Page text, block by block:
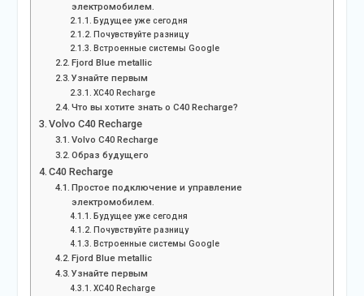
электромобилем.
Будущее уже сегодня
Почувствуйте разницу
Встроенные системы Google
Fjord Blue metallic
Узнайте первым
XC40 Recharge
Что вы хотите знать о C40 Recharge?
Volvo C40 Recharge
Volvo C40 Recharge
Образ будущего
C40 Recharge
Простое подключение и управление
электромобилем.
Будущее уже сегодня
Почувствуйте разницу
Встроенные системы Google
Fjord Blue metallic
Узнайте первым
XC40 Recharge